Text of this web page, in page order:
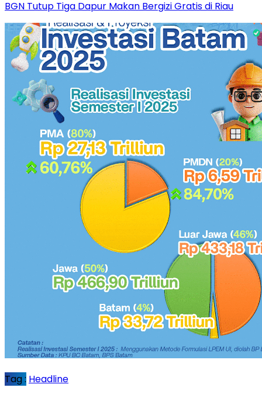
BGN Tutup Tiga Dapur Makan Bergizi Gratis di Riau
Tag : Headline